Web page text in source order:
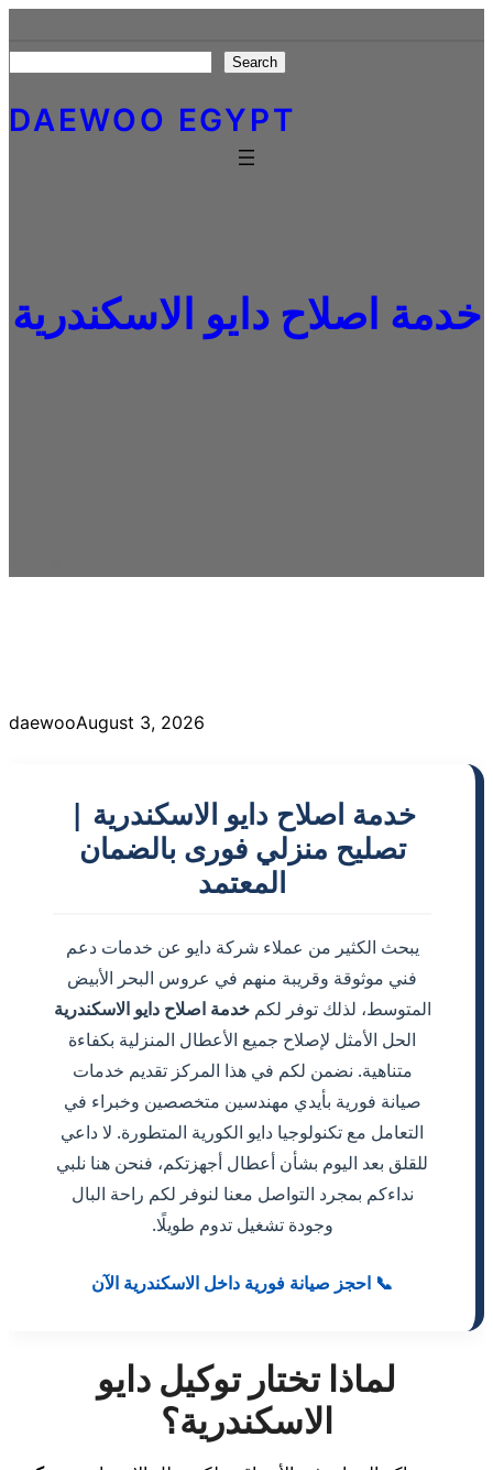
to
content
Search
DAEWOO EGYPT
خدمة اصلاح دايو الاسكندرية
daewooAugust 3, 2026
خدمة اصلاح دايو الاسكندرية |
تصليح منزلي فورى بالضمان
المعتمد
يبحث الكثير من عملاء شركة دايو عن خدمات دعم
فني موثوقة وقريبة منهم في عروس البحر الأبيض
المتوسط، لذلك توفر لكمخدمة اصلاح دايو الاسكندرية
الحل الأمثل لإصلاح جميع الأعطال المنزلية بكفاءة
متناهية. نضمن لكم في هذا المركز تقديم خدمات
صيانة فورية بأيدي مهندسين متخصصين وخبراء في
التعامل مع تكنولوجيا دايو الكورية المتطورة. لا داعي
للقلق بعد اليوم بشأن أعطال أجهزتكم، فنحن هنا نلبي
نداءكم بمجرد التواصل معنا لنوفر لكم راحة البال
وجودة تشغيل تدوم طويلًا.
📞 احجز صيانة فورية داخل الاسكندرية الآن
لماذا تختار توكيل دايو
الاسكندرية؟